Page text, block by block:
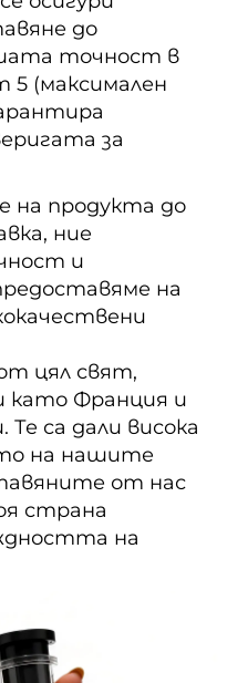
до
точност в
5 (максимален
за
на продукта до
ние
и
на
цял свят,
като Франция и
са дали висока
на нашите
от нас
страна
на